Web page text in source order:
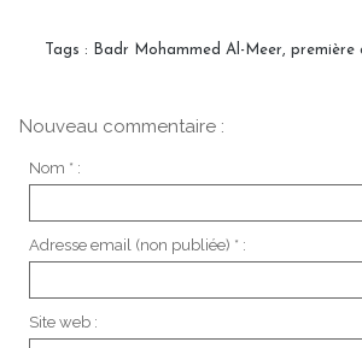
Tags : Badr Mohammed Al-Meer première
Nouveau commentaire :
Nom * :
Adresse email (non publiée) * :
Site web :